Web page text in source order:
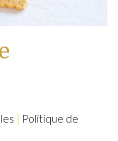
| Politique de